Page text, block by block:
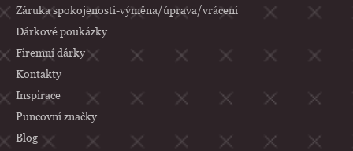
Záruka spokojenosti-výměna/úprava/vrácení
Dárkové poukázky
Firemní dárky
Kontakty
Inspirace
Puncovní značky
Blog